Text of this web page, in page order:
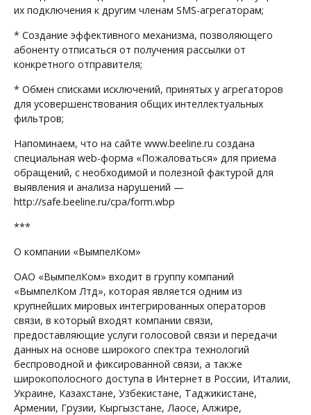
их подключения к другим членам SMS-агрегаторам;
* Создание эффективного механизма, позволяющего
абоненту отписаться от получения рассылки от
конкретного отправителя;
* Обмен списками исключений, принятых у агрегаторов
для усовершенствования общих интеллектуальных
фильтров;
Напоминаем, что на сайте www.beeline.ru создана
специальная web-форма «Пожаловаться» для приема
обращений, с необходимой и полезной фактурой для
выявления и анализа нарушений —
http://safe.beeline.ru/cpa/form.wbp
***
О компании «ВымпелКом»
ОАО «ВымпелКом» входит в группу компаний
«ВымпелКом Лтд», которая является одним из
крупнейших мировых интегрированных операторов
связи, в который входят компании связи,
предоставляющие услуги голосовой связи и передачи
данных на основе широкого спектра технологий
беспроводной и фиксированной связи, а также
широкополосного доступа в Интернет в России, Италии,
Украине, Казахстане, Узбекистане, Таджикистане,
Армении, Грузии, Кыргызстане, Лаосе, Алжире,